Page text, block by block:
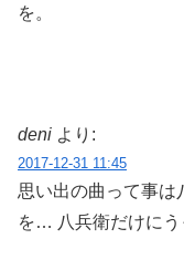
を。
deni より:
2017-12-31 11:45
思い出の曲って事は
を… 八兵衛だけに